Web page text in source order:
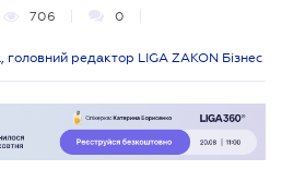
706 0
редактор LIGA ZAKON Бізнес